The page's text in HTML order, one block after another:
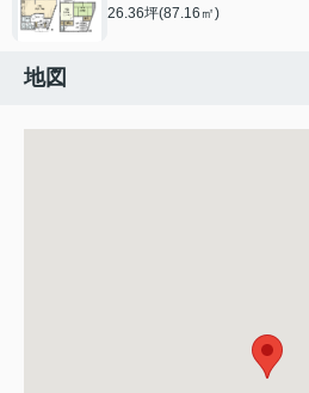
26.36坪(87.16㎡)
地図